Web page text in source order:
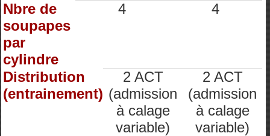
Nbre de
soupapes
par
cylindre
4 4
Distribution
(entrainement)
2 ACT
(admission
à calage
variable)
2 ACT
(admission
à calage
variable)